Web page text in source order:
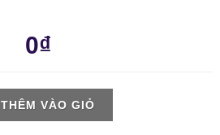
0₫
THÊM VÀO GIỎ